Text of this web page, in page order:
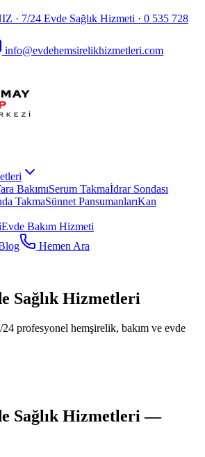
· 7/24 Evde Sağlık Hizmeti · 0 535 728
info@evdehemsirelikhizmetleri.com
BakımıSerum Takmaİdrar Sondası
TakmaSünnet PansumanlarıKan
Evde Bakım Hizmeti
Hemen Ara
Sağlık Hizmetleri
profesyonel hemşirelik, bakım ve evde
Sağlık Hizmetleri —